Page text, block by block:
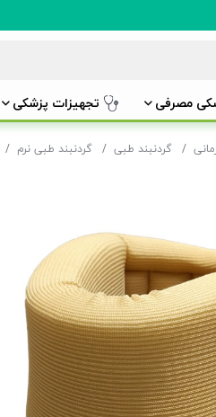
مصرفی تجهیزات پزشکی
گردنبند طبی گردنبند طبی نرم